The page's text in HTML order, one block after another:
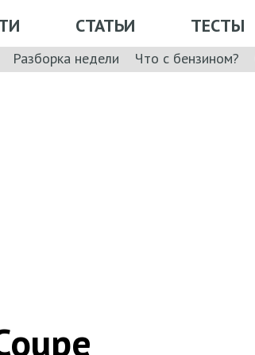
СТАТЬИ ТЕСТЫ
Разборка недели Что с бензином?